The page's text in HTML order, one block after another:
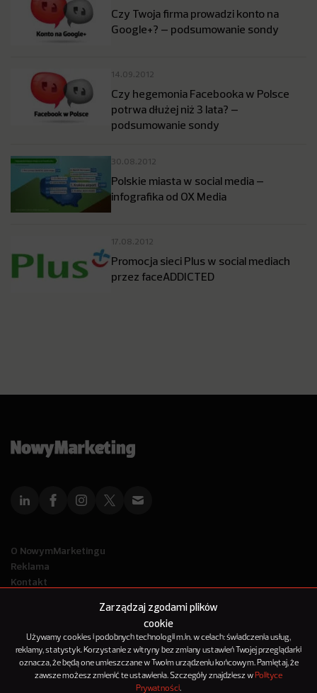
Zarządzaj zgodami plików
cookie
Używamy cookies i podobnych technologii m.in. w celach: świadczenia usług,
reklamy, statystyk. Korzystanie z witryny bez zmiany ustawień Twojej przeglądarki
oznacza, że będą one umieszczane w Twoim urządzeniu końcowym. Pamiętaj, że
zawsze możesz zmienić te ustawienia. Szczegóły znajdziesz w Polityce
Prywatności.
Czy Twoja firma prowadzi konto na
Google+? – podsumowanie sondy
14.09.2012
Czy hegemonia Facebooka w Polsce
potrwa dłużej niż 3 lata? –
podsumowanie sondy
30.08.2012
Polskie miasta w social media –
infografika od OX Media
17.08.2012
Promocja sieci Plus w social mediach
przez faceADDICTED
O NowymMarketingu
Reklama
Kontakt
© 2012-2025
NowyMarketing jest marką 143Media Sp. z o.o.